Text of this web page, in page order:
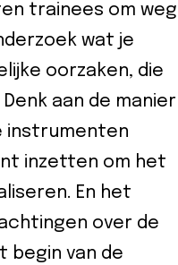
trainees om weg
wat je
oorzaken, die
aan de manier
instrumenten
inzetten om het
En het
over de
begin van de